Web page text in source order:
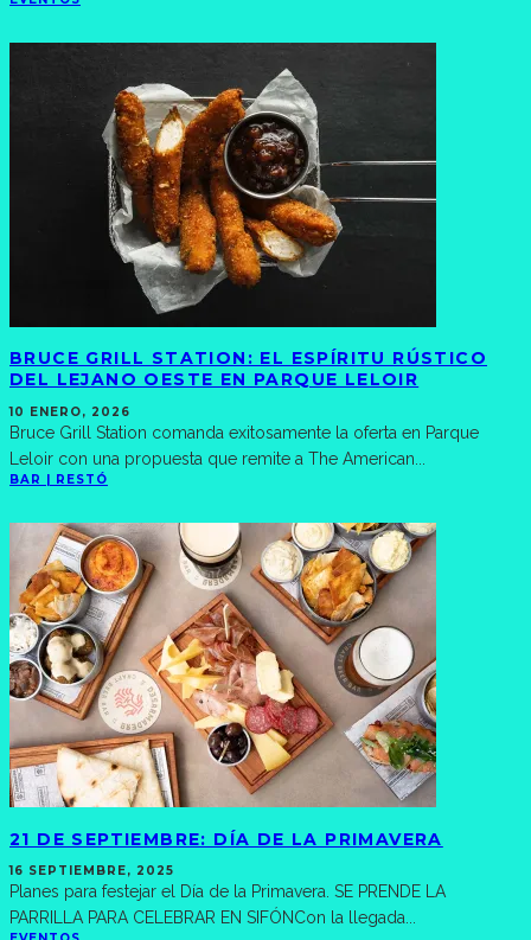
BRUCE GRILL STATION: EL ESPÍRITU RÚSTICO
DEL LEJANO OESTE EN PARQUE LELOIR
10 ENERO, 2026
Bruce Grill Station comanda exitosamente la oferta en Parque
Leloir con una propuesta que remite a The American
BAR | RESTÓ
21 DE SEPTIEMBRE: DÍA DE LA PRIMAVERA
16 SEPTIEMBRE, 2025
Planes para festejar el Día de la Primavera. SE PRENDE LA
PARRILLA PARA CELEBRAR EN SIFÓNCon la llegada